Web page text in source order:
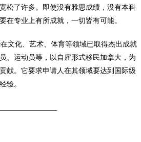
松了许多。即使没有雅思成绩，没有本科
在专业上有所成就，一切皆有可能。
文化、艺术、体育等领域已取得杰出成就
、运动员等，以自雇形式移民加拿大，为
献。它要求申请人在其领域要达到国际级
验。